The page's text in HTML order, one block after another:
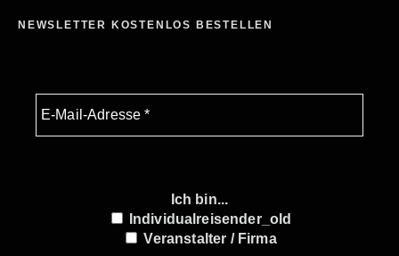
NEWSLETTER KOSTENLOS BESTELLEN
Ich bin...
Individualreisender_old
Veranstalter / Firma